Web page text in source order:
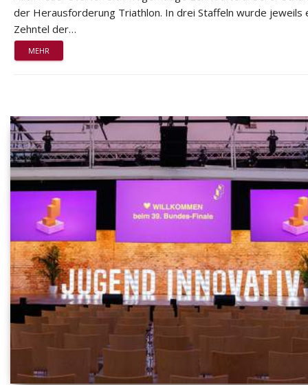
der Herausforderung Triathlon. In drei Staffeln wurde jeweils
Zehntel der…
MEHR